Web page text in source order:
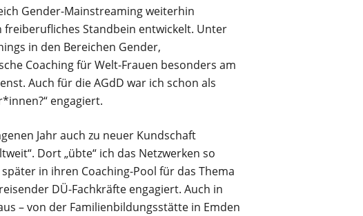
Gender-Mainstreaming weiterhin
Standbein entwickelt. Unter
in den Bereichen Gender,
Coaching für Welt-Frauen besonders am
Auch für die AGdD war ich schon als
engagiert.
Jahr auch zu neuer Kundschaft
Dort „übte“ ich das Netzwerken so
in ihren Coaching-Pool für das Thema
DÜ-Fachkräfte engagiert. Auch in
– von der Familienbildungsstätte in Emden